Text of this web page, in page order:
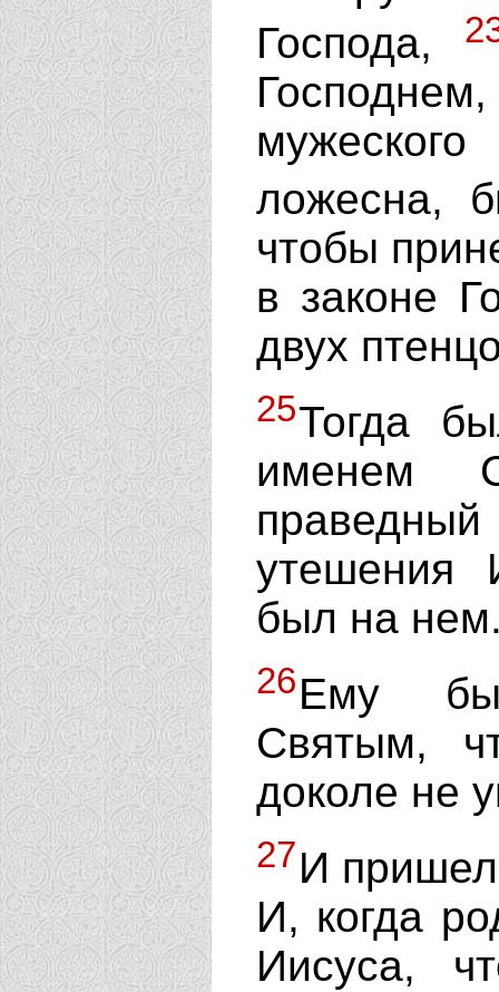
Господа,
ложесна,
чтобы
в законе
двух
25Тогда
именем
утешения
был на
26Ему
Святым,
доколе не
27И
И, когда
Иисуса,